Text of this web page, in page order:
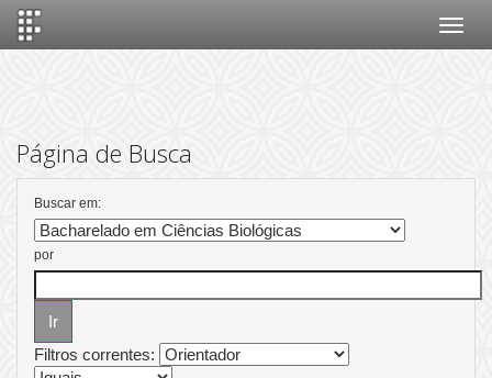
Página de Busca
Buscar em:
por
Filtros correntes: